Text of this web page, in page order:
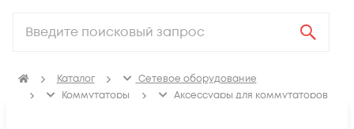
Каталог
Сетевое оборудование
Коммутаторы
Аксессуары для коммутаторов